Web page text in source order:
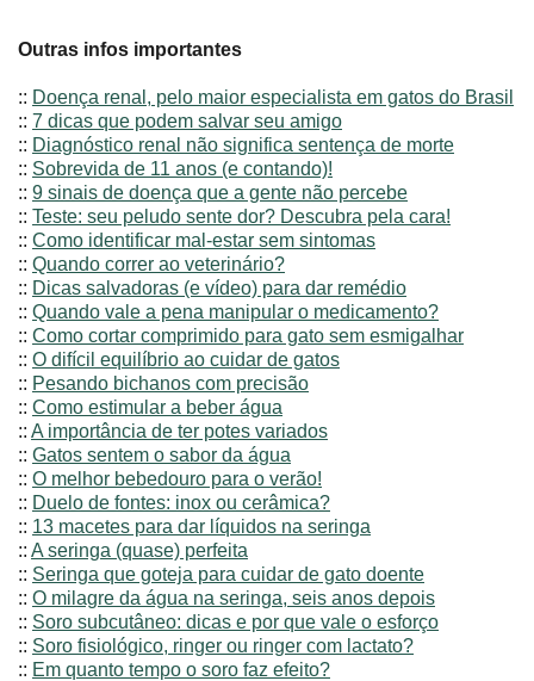
Outras infos importantes
:: Doença renal, pelo maior especialista em gatos do Brasil
:: 7 dicas que podem salvar seu amigo
:: Diagnóstico renal não significa sentença de morte
:: Sobrevida de 11 anos (e contando)!
:: 9 sinais de doença que a gente não percebe
:: Teste: seu peludo sente dor? Descubra pela cara!
:: Como identificar mal-estar sem sintomas
:: Quando correr ao veterinário?
:: Dicas salvadoras (e vídeo) para dar remédio
:: Quando vale a pena manipular o medicamento?
:: Como cortar comprimido para gato sem esmigalhar
:: O difícil equilíbrio ao cuidar de gatos
:: Pesando bichanos com precisão
:: Como estimular a beber água
:: A importância de ter potes variados
:: Gatos sentem o sabor da água
:: O melhor bebedouro para o verão!
:: Duelo de fontes: inox ou cerâmica?
:: 13 macetes para dar líquidos na seringa
:: A seringa (quase) perfeita
:: Seringa que goteja para cuidar de gato doente
:: O milagre da água na seringa, seis anos depois
:: Soro subcutâneo: dicas e por que vale o esforço
:: Soro fisiológico, ringer ou ringer com lactato?
:: Em quanto tempo o soro faz efeito?